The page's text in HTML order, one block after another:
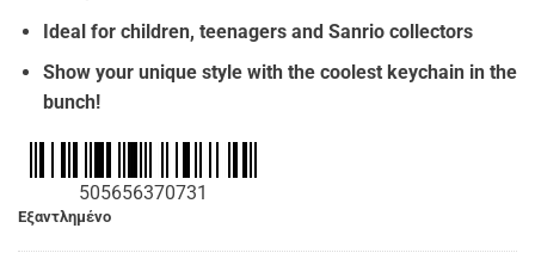
Ideal for children, teenagers and Sanrio collectors
Show your unique style with the coolest keychain in the
bunch!
505656370731
Εξαντλημένο